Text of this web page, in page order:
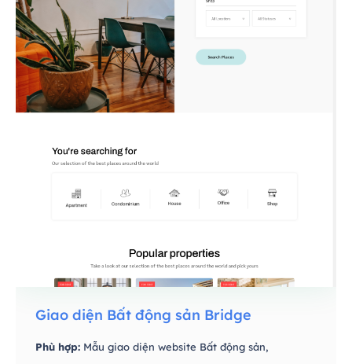
Giao diện Bất động sản Bridge
Phù hợp: Mẫu giao diện website Bất động sản,